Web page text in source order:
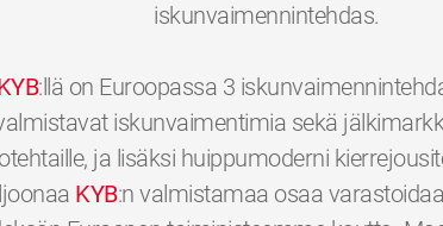
iskunvaimennintehdas.
:llä on Euroopassa 3
iskunvaimentimia sekä
ja lisäksi huippumoderni
KYB:n valmistamaa osaa